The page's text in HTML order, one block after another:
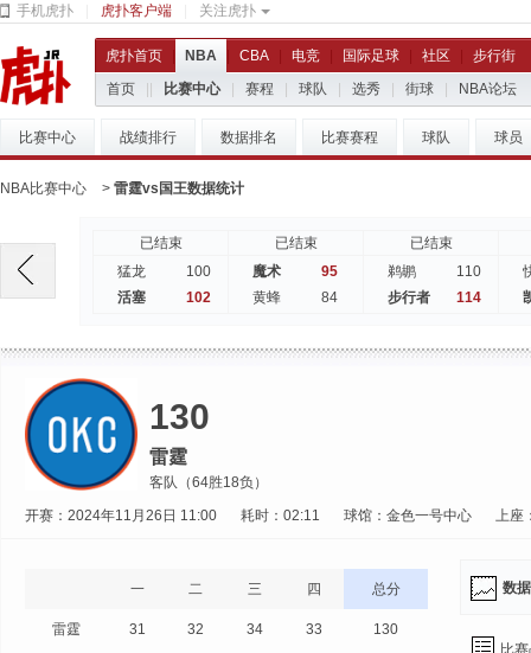
手机虎扑 虎扑客户端 关注虎扑
虎扑首页 NBA CBA 电竞 国际足球 社区
步行街
首页
比赛中心 赛程 球队 选秀 街球 NBA论坛
比赛中心 战绩排行 数据排名 比赛赛程 球队 球员
NBA比赛中心 > 雷霆vs国王数据统计
已结束
猛龙
100
活塞
102
已结束
魔术
95
黄蜂
84
已结束
鹈鹕
110
步行者
114
130
雷霆
客队（64胜18负）
开赛：2024年11月26日 11:00
耗时：02:11 球馆：金色一号中心 上座
一 二 三 四 总分
雷霆 31 32 34 33 130
数
比